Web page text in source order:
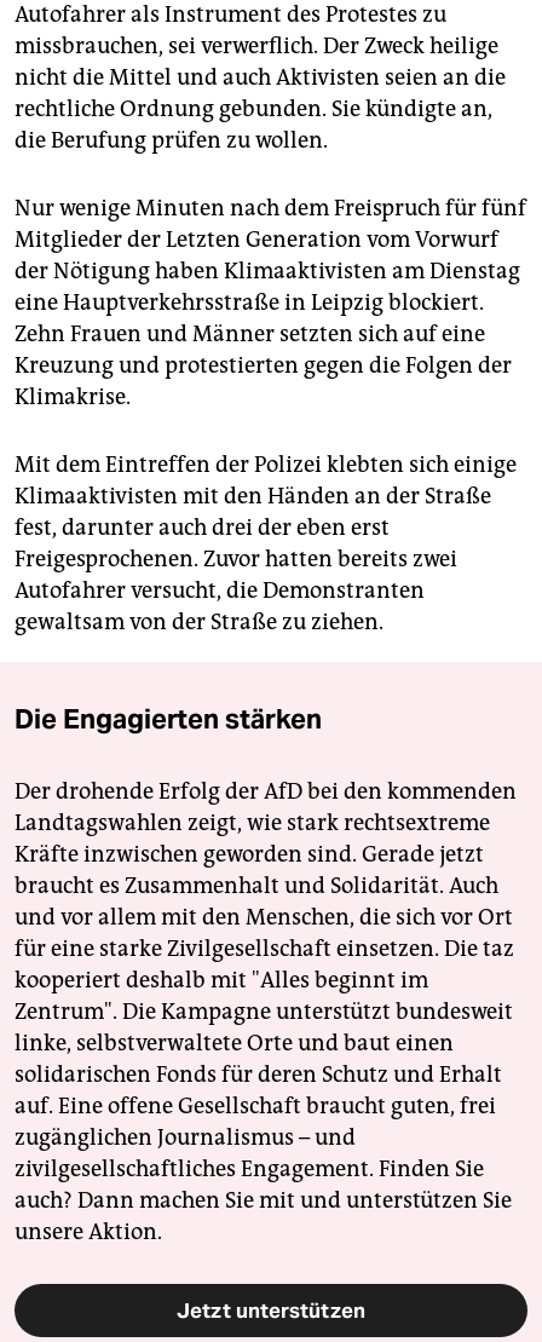
Autofahrer als Instrument des Protestes zu
missbrauchen, sei verwerflich. Der Zweck heilige
nicht die Mittel und auch Aktivisten seien an die
rechtliche Ordnung gebunden. Sie kündigte an,
die Berufung prüfen zu wollen.
Nur wenige Minuten nach dem Freispruch für fünf
Mitglieder der Letzten Generation vom Vorwurf
der Nötigung haben Klimaaktivisten am Dienstag
eine Hauptverkehrsstraße in Leipzig blockiert.
Zehn Frauen und Männer setzten sich auf eine
Kreuzung und protestierten gegen die Folgen der
Klimakrise.
Mit dem Eintreffen der Polizei klebten sich einige
Klimaaktivisten mit den Händen an der Straße
fest, darunter auch drei der eben erst
Freigesprochenen. Zuvor hatten bereits zwei
Autofahrer versucht, die Demonstranten
gewaltsam von der Straße zu ziehen.
Die Engagierten stärken
Der drohende Erfolg der AfD bei den kommenden
Landtagswahlen zeigt, wie stark rechtsextreme
Kräfte inzwischen geworden sind. Gerade jetzt
braucht es Zusammenhalt und Solidarität. Auch
und vor allem mit den Menschen, die sich vor Ort
für eine starke Zivilgesellschaft einsetzen. Die taz
kooperiert deshalb mit "Alles beginnt im
Zentrum". Die Kampagne unterstützt bundesweit
linke, selbstverwaltete Orte und baut einen
solidarischen Fonds für deren Schutz und Erhalt
auf. Eine offene Gesellschaft braucht guten, frei
zugänglichen Journalismus – und
zivilgesellschaftliches Engagement. Finden Sie
auch? Dann machen Sie mit und unterstützen Sie
unsere Aktion.
Jetzt unterstützen